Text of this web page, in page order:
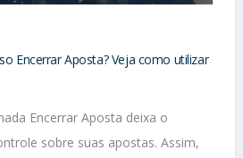
Encerrar Aposta? Veja como utilizar
Encerrar Aposta deixa o
sobre suas apostas. Assim,